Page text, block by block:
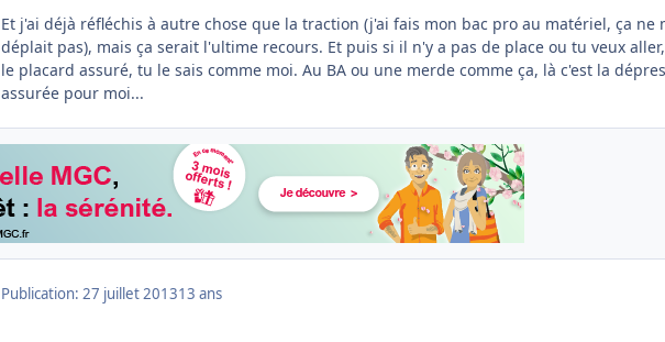
Et j'ai déjà réfléchis à autre chose que la traction (j'ai fais mon bac pro au matériel, ça ne
déplait pas), mais ça serait l'ultime recours. Et puis si il n'y a pas de place ou tu veux
le placard assuré, tu le sais comme moi. Au BA ou une merde comme ça, là c'est la
assurée pour moi...
Publication: 27 juillet 201313 ans